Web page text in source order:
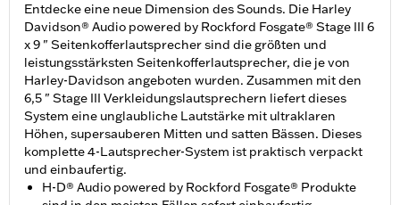
Entdecke eine neue Dimension des Sounds. Die Harley
Davidson® Audio powered by Rockford Fosgate® Stage III 6
x 9 " Seitenkofferlautsprecher sind die größten und
leistungsstärksten Seitenkofferlautsprecher, die je von
Harley-Davidson angeboten wurden. Zusammen mit den
6,5 " Stage III Verkleidungslautsprechern liefert dieses
System eine unglaubliche Lautstärke mit ultraklaren
Höhen, supersauberen Mitten und satten Bässen. Dieses
komplette 4-Lautsprecher-System ist praktisch verpackt
und einbaufertig.
H-D® Audio powered by Rockford Fosgate® Produkte